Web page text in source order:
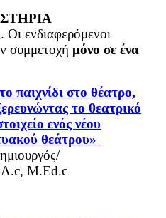
Οι ενδιαφερόμενοι
συμμετοχή μόνο σε ένα
παιχνίδι στο θέατρο,
το θεατρικό
ενός νέου
θεάτρου»
M.Ed.c